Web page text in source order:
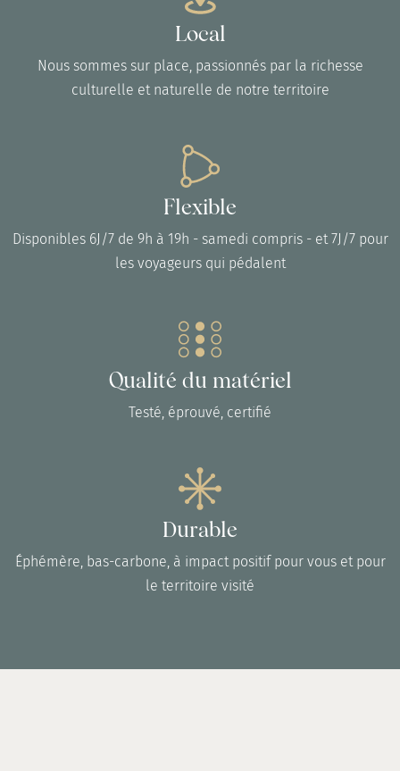
Local
Nous sommes sur place, passionnés par la richesse
culturelle et naturelle de notre territoire
Flexible
Disponibles 6J/7 de 9h à 19h - samedi compris - et 7J/7 pour
les voyageurs qui pédalent
Qualité du matériel
Testé, éprouvé, certifié
Durable
Éphémère, bas-carbone, à impact positif pour vous et pour
le territoire visité